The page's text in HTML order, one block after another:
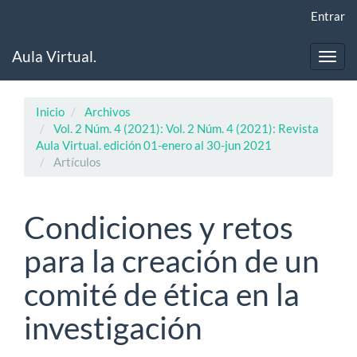
principal
Entrar
Aula Virtual.
Inicio
Archivos
Vol. 2 Núm. 4 (2021): Vol. 2 Núm. 4 (2021): Revista
Aula Virtual. edición 01-enero al 30-jun 2021
Artículos
Condiciones y retos
para la creación de un
comité de ética en la
investigación